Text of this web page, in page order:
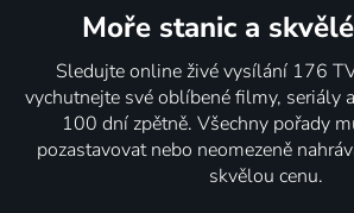
Moře stanic a
Sledujte online živé vysílání 176
vychutnejte své oblíbené filmy, seriály
100 dní zpětně. Všechny pořady
pozastavovat nebo neomezeně
skvělou cenu.